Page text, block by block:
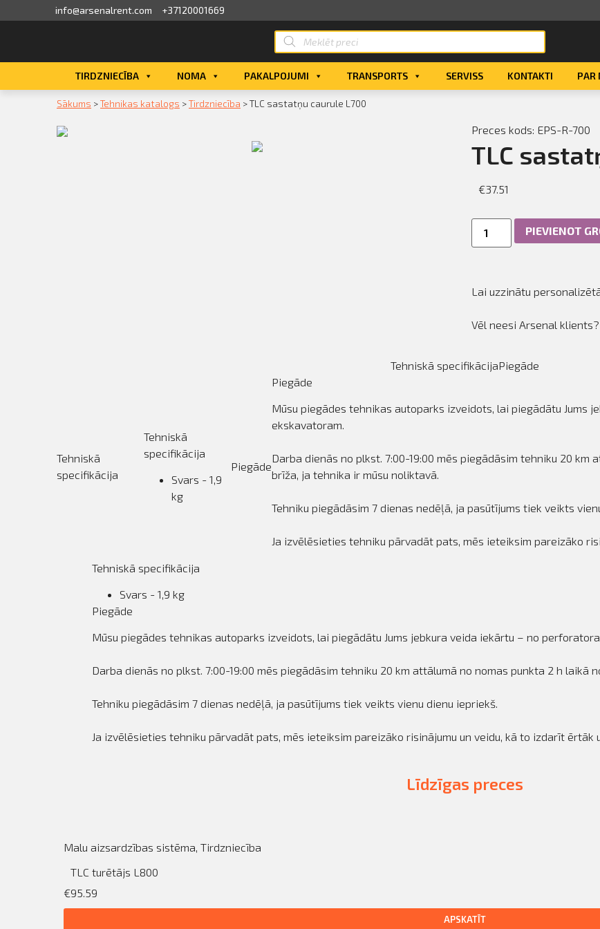
info@arsenalrent.com +37120001669
pavadzīmes
TIRDZNIECĪBA NOMA PAKALPOJUMI TRANSPORTS SERVISS KONTAKTI PAR
Sākums >Tehnikas katalogs >Tirdzniecība >TLC sastatņu caurule L700
Preces kods: EPS-R-700
TLC
€37.51
PIEVIENOT
Lai uzzinātu
Vēl neesi Arsenal klients?
Tehniskā specifikācijaPiegāde
Tehniskā
specifikācija
Tehniskā
specifikācija
Svars - 1,9
kg
Piegāde
Piegāde
Mūsu piegādes tehnikas autoparks izveidots, lai piegādātu Jums
ekskavatoram.
Darba dienās no plkst. 7:00-19:00 mēs piegādāsim tehniku 20
brīža, ja tehnika ir mūsu noliktavā.
Tehniku piegādāsim 7 dienas nedēļā, ja pasūtījums tiek veikts
Ja izvēlēsieties tehniku pārvadāt pats, mēs ieteiksim pareizāko
Tehniskā specifikācija
Svars - 1,9 kg
Piegāde
Mūsu piegādes tehnikas autoparks izveidots, lai piegādātu Jums jebkura veida iekārtu – no
Darba dienās no plkst. 7:00-19:00 mēs piegādāsim tehniku 20 km attālumā no nomas punkta 2 h laikā
Tehniku piegādāsim 7 dienas nedēļā, ja pasūtījums tiek veikts vienu dienu iepriekš.
Ja izvēlēsieties tehniku pārvadāt pats, mēs ieteiksim pareizāko risinājumu un veidu, kā to izdarīt ērtāk
Līdzīgas preces
Malu aizsardzības sistēma Tirdzniecība
TLC turētājs L800
€95.59
APSKATĪT